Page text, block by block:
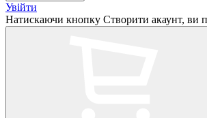
Увійти
Натискаючи кнопку Створити акаунт, ви